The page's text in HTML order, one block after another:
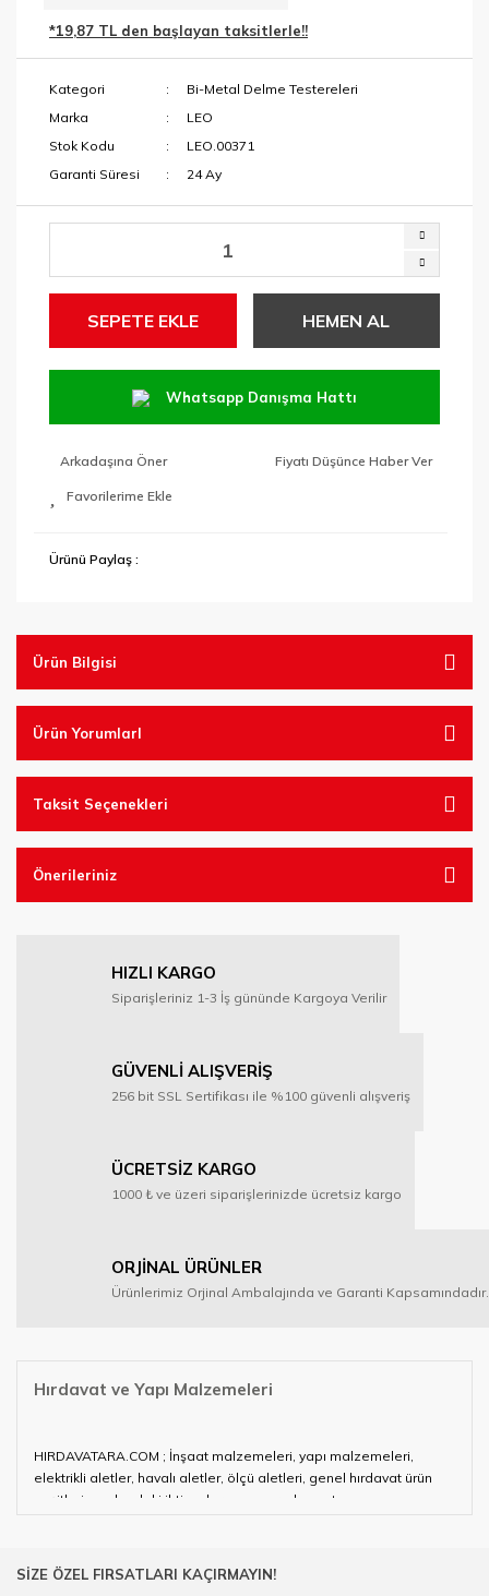
*19,87 TL den başlayan taksitlerle!!
Kategori
Bi-Metal Delme Testereleri
Marka
LEO
Stok Kodu
LEO.00371
Garanti Süresi
24 Ay
SEPETE EKLE HEMEN AL
Whatsapp Danışma Hattı
Arkadaşına Öner Fiyatı Düşünce Haber Ver
Ürünü Paylaş :
Ürün Bilgisi
Ürün YorumlarI
Taksit Seçenekleri
Önerileriniz
HIZLI KARGO
Siparişleriniz 1-3 İş gününde Kargoya Verilir
GÜVENLİ ALIŞVERİŞ
256 bit SSL Sertifikası ile %100 güvenli alışveriş
ÜCRETSİZ KARGO
1000 ₺ ve üzeri siparişlerinizde ücretsiz kargo
ORJİNAL ÜRÜNLER
Ürünlerimiz Orjinal Ambalajında ve Garanti Kapsamındadır.
Hırdavat ve Yapı Malzemeleri
HIRDAVATARA.COM ; İnşaat malzemeleri, yapı malzemeleri,
elektrikli aletler, havalı aletler, ölçü aletleri, genel hırdavat ürün
çeşitleri ve alandaki ihtiyaçlarınızın neredeyse tamamını
çalışan HIRDAVATARA.COM geniş ürün yelpazesi ile siz değerli
SİZE ÖZEL FIRSATLARI KAÇIRMAYIN!